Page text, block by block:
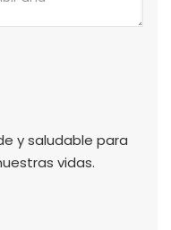
y saludable para
vidas.